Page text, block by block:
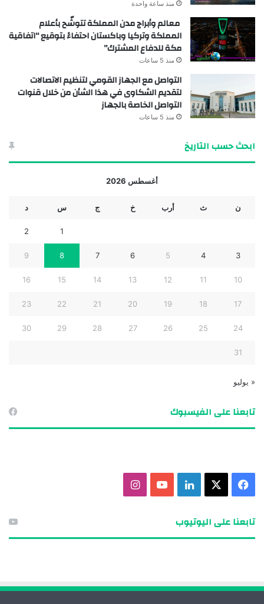
منذ ساعة واحدة
معالم وأبراج مدن المملكة تتوشّح بأعلام
المملكة وتركيا وباكستان احتفاءً بتوقيع “اتفاقية
مكة للدفاع المشترك”
منذ 5 ساعات
التواصل مع الجهاز القومي لتنظيم الاتصالات
لتقديم الشكاوى في هذا الشأن من خلال قنوات
التواصل الخاصة بالجهاز
منذ 5 ساعات
ابحث حسب التاريخ
أغسطس 2026
ن ث أرب خ ج س د
1
2
3
4
5
6
7
8
9
10
11
12
13
14
15
16
17
18
19
20
21
22
23
24
25
26
27
28
29
30
31
« يوليو
تابعنا على الفيسبوك
تابعنا على اليوتيوب